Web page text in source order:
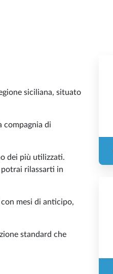
siciliana, situato
compagnia di
dei più utilizzati.
potrai rilassarti in
mesi di anticipo,
standard che